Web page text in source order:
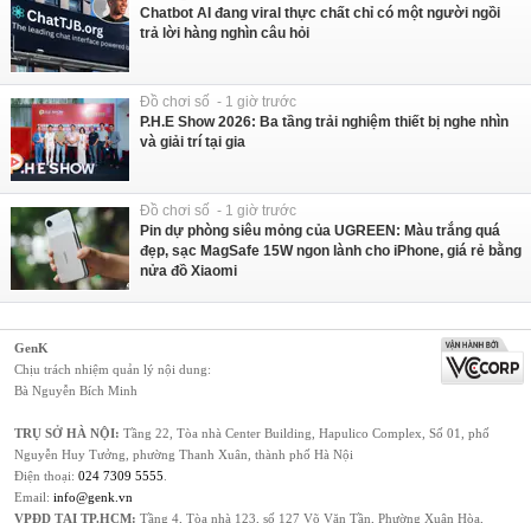
Chatbot AI đang viral thực chất chỉ có một người ngồi
trả lời hàng nghìn câu hỏi
Đồ chơi số - 1 giờ trước
P.H.E Show 2026: Ba tầng trải nghiệm thiết bị nghe nhìn
và giải trí tại gia
Đồ chơi số - 1 giờ trước
Pin dự phòng siêu mỏng của UGREEN: Màu trắng quá
đẹp, sạc MagSafe 15W ngon lành cho iPhone, giá rẻ bằng
nửa đồ Xiaomi
GenK
Chịu trách nhiệm quản lý nội dung:
Bà Nguyễn Bích Minh
TRỤ SỞ HÀ NỘI: Tầng 22, Tòa nhà Center Building, Hapulico Complex, Số 01, phố
Nguyễn Huy Tưởng, phường Thanh Xuân, thành phố Hà Nội
Điện thoại: 024 7309 5555
Email: info@genk.vn
VPĐD TẠI TP.HCM: Tầng 4, Tòa nhà 123, số 127 Võ Văn Tần, Phường Xuân Hòa,